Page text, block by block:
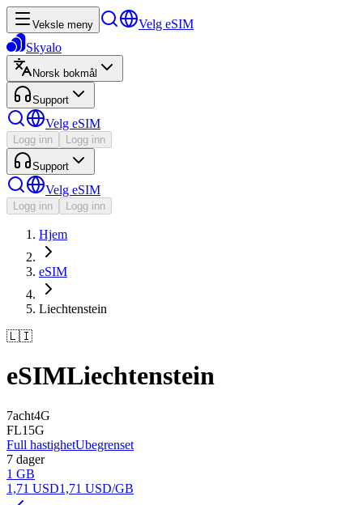
Veksle meny
Velg eSIM
Skyalo
Norsk bokmål
Support
Velg eSIM
Logg inn Logg inn
Support
Velg eSIM
Logg inn Logg inn
Hjem
eSIM
Liechtenstein
🇱🇮
eSIMLiechtenstein
7acht4G
FL1 5G
Full hastighetUbegrenset
7 dager
1 GB
1,71 USD1,71 USD/GB